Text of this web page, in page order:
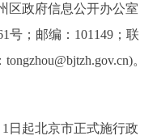
我要建议
图说互动
区政府信息公开办公室
号；邮编：101149；联
。
起北京市正式施行政